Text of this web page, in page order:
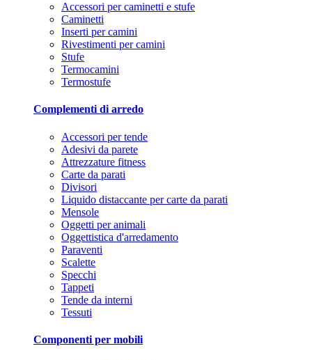
Accessori per caminetti e stufe
Caminetti
Inserti per camini
Rivestimenti per camini
Stufe
Termocamini
Termostufe
Complementi di arredo
Accessori per tende
Adesivi da parete
Attrezzature fitness
Carte da parati
Divisori
Liquido distaccante per carte da parati
Mensole
Oggetti per animali
Oggettistica d'arredamento
Paraventi
Scalette
Specchi
Tappeti
Tende da interni
Tessuti
Componenti per mobili